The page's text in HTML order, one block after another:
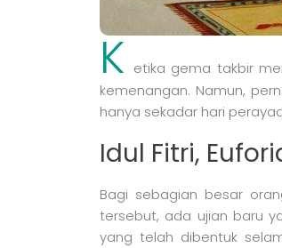
K etika gema takbir
kemenangan. Namun,
hanya sekadar hari
Idul Fitri,
Bagi sebagian besar
tersebut, ada ujian baru
yang telah dibentuk